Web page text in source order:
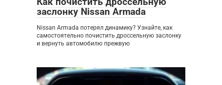
заслонку Nissan Armada
Nissan Armada потерял динамику? Узнайте, как
самостоятельно почистить дроссельную заслонку
и вернуть автомобилю прежвую